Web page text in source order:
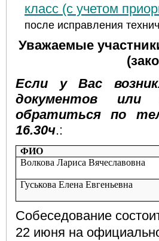
класс (с учетом
после исправления
Уважаемые
Если у Вас
документов или
обратиться по
16.30ч.:
ФИО
Волкова Лариса Вячеславовна
Гуськова Елена Евгеньевна
Собеседование
22 июня на